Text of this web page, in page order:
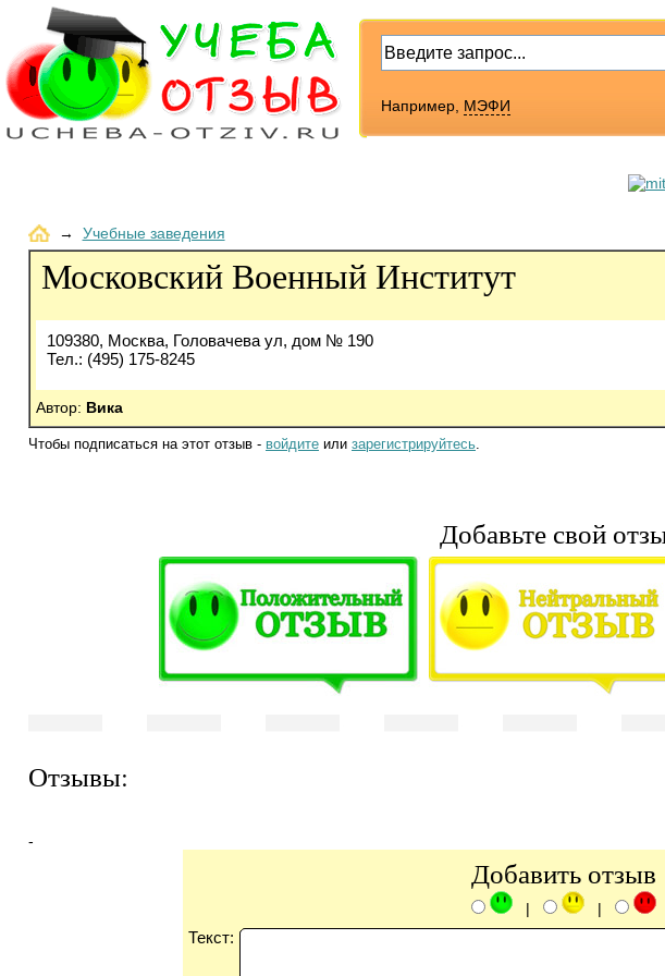
Например, МЭФИ
→ Учебные заведения
Московский Военный Институт
109380, Москва, Головачева ул, дом № 190
Тел.: (495) 175-8245
Автор: Вика
Чтобы подписаться на этот отзыв - войдите или зарегистрируйтесь.
Добавьте свой
Отзывы:
-
Добавить отзыв
| |
Текст: